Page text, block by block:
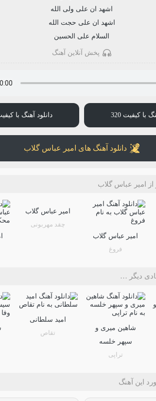
اشهد ان علی ولی الله
اشهد ان علی حجت الله
السلام علی الحسین
پخش آنلاین آهنگ
با کیفیت 320 دانلود آهنگ با کیفیت
دانلود آهنگ های امیر عباس گلاب
امیر عباس گلاب
امیر عباس گلاب
فروغ
امیر عباس گلاب
چقد مهربونی
دیگر …
شاهین میری و
سپهر خلسه
تراپی
امید سلطانی
تقاص
این آهنگ